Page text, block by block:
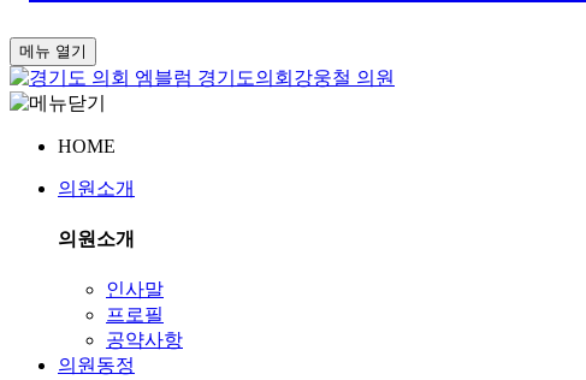
메뉴 열기
경기도의회 강웅철 의원
HOME
의원소개
의원소개
인사말
프로필
공약사항
의원동정